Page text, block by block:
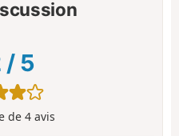
/ 5
de 4 avis